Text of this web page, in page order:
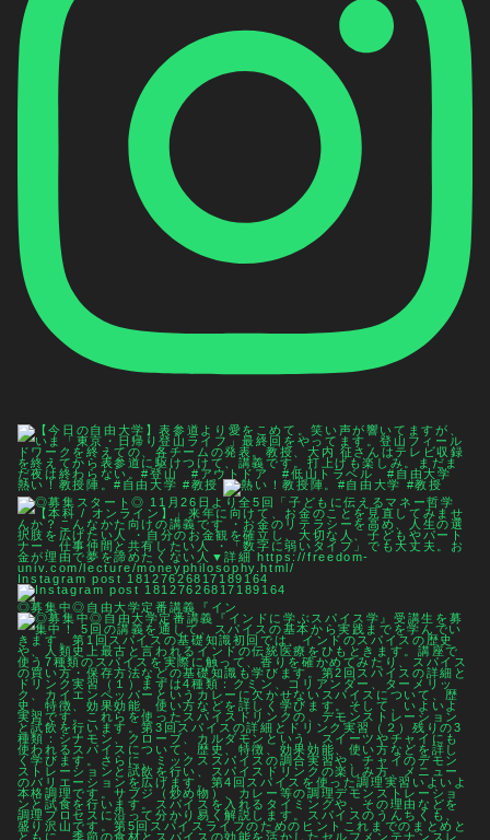
熱い！教授陣。#自由大学 #教授
Instagram post 18127626817189164
◎募集中◎自由大学定番講義『イン